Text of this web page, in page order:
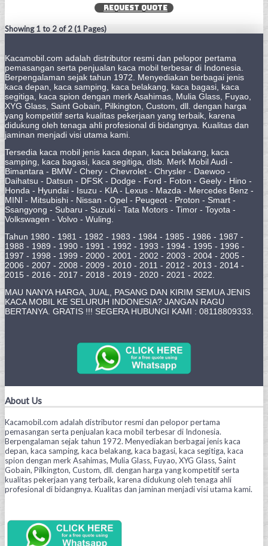
REQUEST QUOTE
Showing 1 to 2 of 2 (1 Pages)
Kacamobil.com adalah distributor resmi dan pelopor pertama
pemasangan serta penjualan kaca mobil terbesar di Indonesia.
Berpengalaman sejak tahun 1972. Menyediakan berbagai jenis
kaca depan, kaca samping, kaca belakang, kaca bagasi, kaca
segitiga, kaca spion dengan merk Asahimas, Mulia Glass, Fuyao,
XYG Glass, Saint Gobain, Pilkington, Custom, dll. dengan harga
yang kompetitif serta kualitas pekerjaan yang terbaik, karena
didukung oleh tenaga ahli profesional di bidangnya. Kualitas dan
jaminan menjadi visi utama kami.
Tersedia kaca mobil jenis kaca depan, kaca belakang, kaca
samping, kaca bagasi, kaca segitiga, dlsb. Merk Mobil Audi -
Bimantara - BMW - Chery - Chevrolet - Chrysler - Daewoo -
Daihatsu - Datsun - DFSK - Dodge - Ford - Foton - Geely - Hino -
Honda - Hyundai - Isuzu - KIA - Lexus - Mazda - Mercedes Benz -
MINI - Mitsubishi - Nissan - Opel - Peugeot - Proton - Smart -
Ssangyong - Subaru - Suzuki - Tata Motors - Timor - Toyota -
Volkswagen - Volvo - Wuling.
Tahun 1980 - 1981 - 1982 - 1983 - 1984 - 1985 - 1986 - 1987 -
1988 - 1989 - 1990 - 1991 - 1992 - 1993 - 1994 - 1995 - 1996 -
1997 - 1998 - 1999 - 2000 - 2001 - 2002 - 2003 - 2004 - 2005 -
2006 - 2007 - 2008 - 2009 - 2010 - 2011 - 2012 - 2013 - 2014 -
2015 - 2016 - 2017 - 2018 - 2019 - 2020 - 2021 - 2022.
MAU NANYA HARGA, JUAL, PASANG DAN KIRIM SEMUA JENIS
KACA MOBIL KE SELURUH INDONESIA? JANGAN RAGU
BERTANYA. GRATIS !!! SEGERA HUBUNGI KAMI : 08118809333.
About Us
Kacamobil.com adalah distributor resmi dan pelopor pertama
pemasangan serta penjualan kaca mobil terbesar di Indonesia.
Berpengalaman sejak tahun 1972. Menyediakan berbagai jenis kaca
depan, kaca samping, kaca belakang, kaca bagasi, kaca segitiga, kaca
spion dengan merk Asahimas, Mulia Glass, Fuyao, XYG Glass, Saint
Gobain, Pilkington, Custom, dll. dengan harga yang kompetitif serta
kualitas pekerjaan yang terbaik, karena didukung oleh tenaga ahli
profesional di bidangnya. Kualitas dan jaminan menjadi visi utama kami.